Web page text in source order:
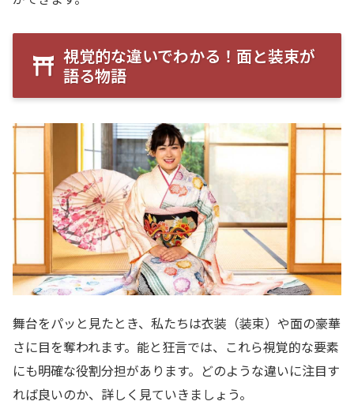
視覚的な違いでわかる！面と装束が
語る物語
舞台をパッと見たとき、私たちは衣装（装束）や面の豪華
さに目を奪われます。能と狂言では、これら視覚的な要素
にも明確な役割分担があります。どのような違いに注目す
れば良いのか、詳しく見ていきましょう。